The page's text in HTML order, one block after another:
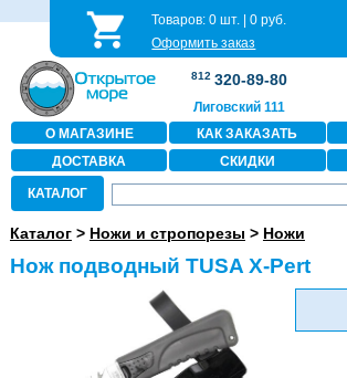
Товаров:0 шт. |0 руб.
Оформить заказ
812 320-89-80
Лиговский 111
О МАГАЗИНЕ
КАК ЗАКАЗАТЬ
ДОСТАВКА
СКИДКИ
КАТАЛОГ
Каталог> Ножи и стропорезы > Ножи
Нож подводный TUSA X-Pert